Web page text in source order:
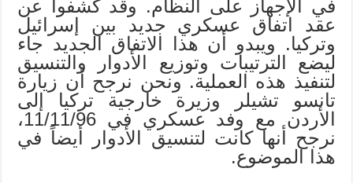
في الإجهاز على النظام. وقد كشفوا عن
عقد اتفاق عسكري جديد بين إسرائيل
وتركيا. ويبدو أن هذا الاتفاق الجديد جاء
ليضع الترتيبات وتوزيع الأدوار والتنسيق
لتنفيذ هذه العملية. ونحن نرجح أن زيارة
تانسو تشيلر وزيرة خارجية تركيا إلى
الأردن مع وفد عسكري في 11/11/96،
نرجح أنها كانت لتنسيق الأدوار أيضاً في
هذا الموضوع.